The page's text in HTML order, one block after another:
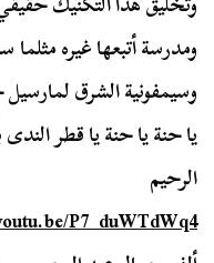
ومدرسة أتبعها غيره
وسيمفونية الشرق
يا حنة يا حنة يا قطر
الرحيم
P7_duWTdWq4